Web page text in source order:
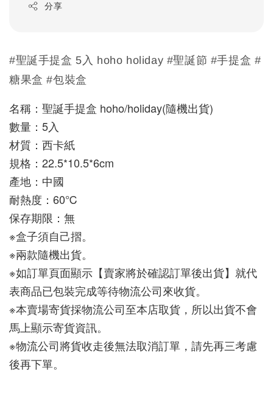
分享
#聖誕手提盒 5入 hoho holiday #聖誕節 #手提盒 #
糖果盒 #包裝盒
名稱：聖誕手提盒 hoho/holiday(隨機出貨)
數量：5入
材質：西卡紙
規格：22.5*10.5*6cm
產地：中國
耐熱度：60℃
保存期限：無
※盒子須自己摺。
※兩款隨機出貨。
※如訂單頁面顯示【賣家將於確認訂單後出貨】就代
表商品已包裝完成等待物流公司來收貨。
※本賣場寄貨採物流公司至本店取貨，所以出貨不會
馬上顯示寄貨資訊。
※物流公司將貨收走後無法取消訂單，請先再三考慮
後再下單。